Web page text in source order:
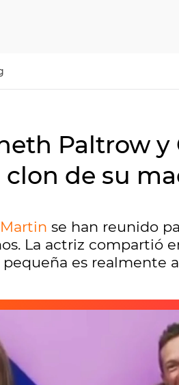
Paltrow
de su
se han reunido
La actriz compartió
es realmente